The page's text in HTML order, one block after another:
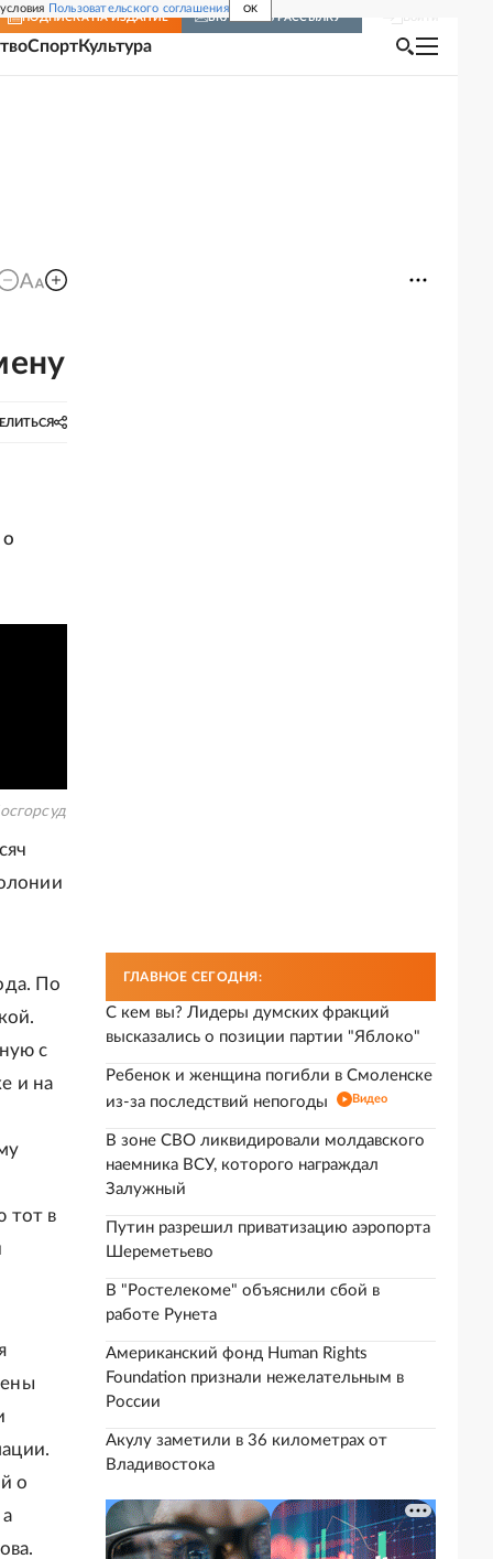
Пользовательского соглашения OK
ПОДПИСКА НА ИЗДАНИЕ ВКЛЮЧИТЬ РАССЫЛКУ
СпортКультура
По
с
и на
тот в
о
ГЛАВНОЕ СЕГОДНЯ:
С кем вы? Лидеры думских фракций
высказались о позиции партии "Яблоко"
Ребенок и женщина погибли в Смоленске
из-за последствий непогоды
Видео
В зоне СВО ликвидировали молдавского
наемника ВСУ, которого награждал
Залужный
Путин разрешил приватизацию аэропорта
Шереметьево
В "Ростелекоме" объяснили сбой в
работе Рунета
Американский фонд Human Rights
Foundation признали нежелательным в
России
Акулу заметили в 36 километрах от
Владивостока